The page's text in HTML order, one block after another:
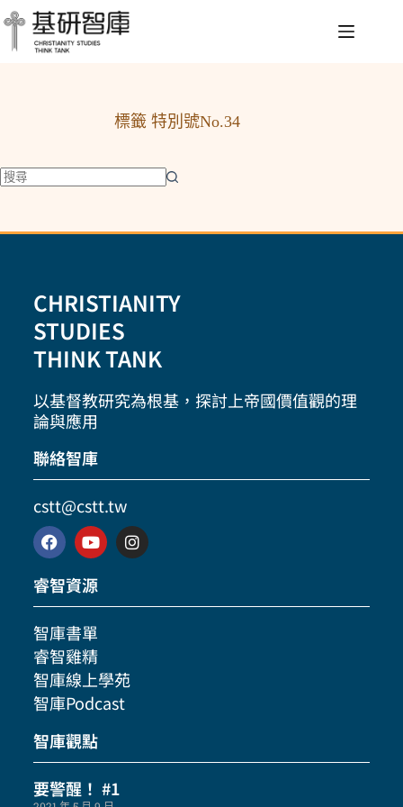
標籤 特別號No.34
CHRISTIANITY
STUDIES
THINK TANK
以基督教研究為根基，探討上帝國價值觀的理
論與應用
聯絡智庫
cstt@cstt.tw
睿智資源
智庫書單
睿智雞精
智庫線上學苑
智庫Podcast
智庫觀點
要警醒！ #1